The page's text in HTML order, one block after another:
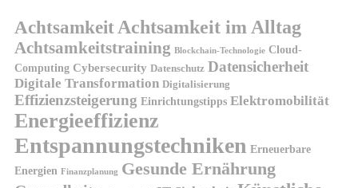
AchtsamkeitAchtsamkeit im Alltag
Achtsamkeitstraining Blockchain-Technologie Cloud-
Computing Cybersecurity Datenschutz Datensicherheit
Digitale Transformation Digitalisierung
Effizienzsteigerung Einrichtungstipps Elektromobilität
Energieeffizienz
Entspannungstechniken Erneuerbare
Energien Finanzplanung Gesunde Ernährung